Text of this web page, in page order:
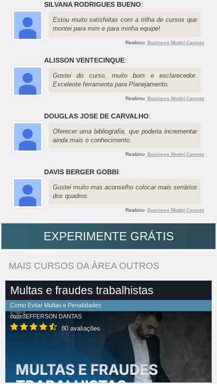
SILVANA RODRIGUES BUENO:
Estou muito satisfeitas com a trilha de cursos que
montei para mim e para minha equipe!
Realizou Business Model Canvas
ALISSON VENTECINQUE:
Gostei do curso, muito bom e esclarecedor.
Excelente ferramenta para Planejamento.
Realizou Business Model Canvas
DOUGLAS JOSE DE CARVALHO:
Oferecer uma bibliografia, que poderia incrementar
ainda mais o conhecimento.
Realizou Business Model Canvas
DAVIS BERGER GOBBI:
Gostei muito mas aconselho colocar mais senários
dos quadros.
Realizou Business Model Canvas
EXPERIMENTE GRÁTIS
MAIS CURSOS DA ÁREA OUTROS
Multas e fraudes trabalhistas
Como Evitar Multas e Penalidades
comJEFFERSON DANTAS
80 avaliações